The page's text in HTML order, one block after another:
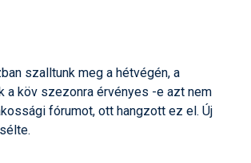
szalltunk meg a hétvégén, a
a köv szezonra érvényes -e azt nem
fórumot, ott hangzott ez el. Új